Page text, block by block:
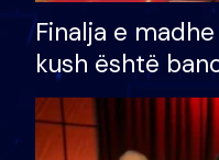
Finalja e
kush është
shtëpinë dhe
të fituar